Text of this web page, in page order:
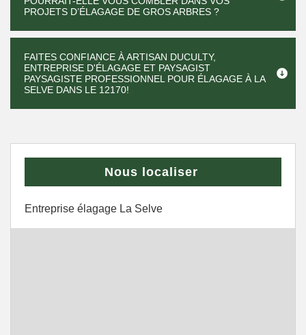
PROJETS D’ÉLAGAGE DE GROS ARBRES ?
FAITES CONFIANCE À ARTISAN DUCULTY,
ENTREPRISE D'ÉLAGAGE ET PAYSAGIST
PAYSAGISTE PROFESSIONNEL POUR ÉLAGAGE À LA
SELVE DANS LE 12170!
Nous localiser
Entreprise élagage La Selve